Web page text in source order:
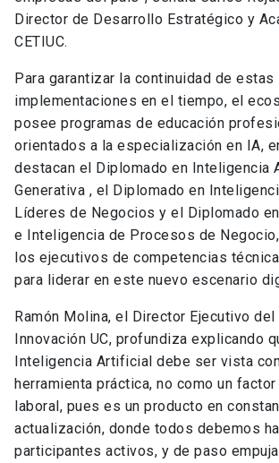
Director de Desarrollo Estratégico y
CETIUC.
Para garantizar la continuidad de estas
implementaciones en el tiempo, el
posee programas de educación
orientados a la especialización en IA,
destacan el Diplomado en Inteligencia
Generativa , el Diplomado en
Líderes de Negocios y el Diplomado
e Inteligencia de Procesos de
los ejecutivos de competencias
para liderar en este nuevo escenario
Ramón Molina, el Director Ejecutivo del
Innovación UC, profundiza explicando
Inteligencia Artificial debe ser vista
herramienta práctica, no como un
laboral, pues es un producto en
actualización, donde todos debemos
participantes activos, y de paso